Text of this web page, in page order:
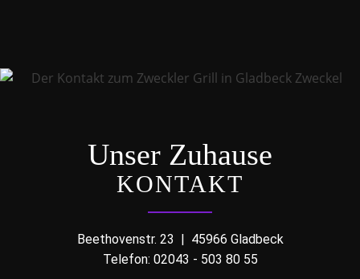
Unser Zuhause
KONTAKT
Beethovenstr. 23 | 45966 Gladbeck
Telefon: 02043 - 503 80 55